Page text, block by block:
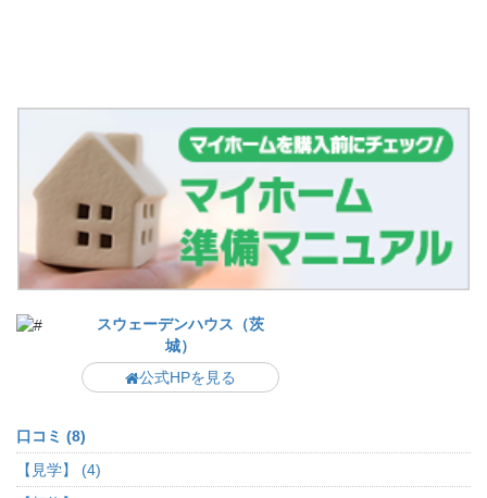
スウェーデンハウス（茨
城）
公式HPを見る
口コミ (8)
【見学】 (4)